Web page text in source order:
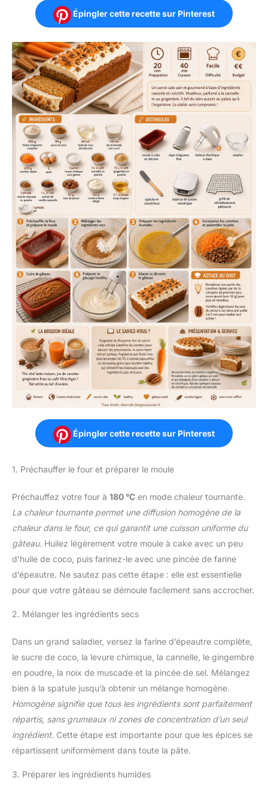
Épingler cette recette sur Pinterest
Épingler cette recette sur Pinterest
1. Préchauffer le four et préparer le moule
Préchauffez votre four à 180 °C en mode chaleur tournante.
La chaleur tournante permet une diffusion homogène de la
chaleur dans le four, ce qui garantit une cuisson uniforme du
gâteau. Huilez légèrement votre moule à cake avec un peu
d’huile de coco, puis farinez-le avec une pincée de farine
d’épeautre. Ne sautez pas cette étape : elle est essentielle
pour que votre gâteau se démoule facilement sans accrocher.
2. Mélanger les ingrédients secs
Dans un grand saladier, versez la farine d’épeautre complète,
le sucre de coco, la levure chimique, la cannelle, le gingembre
en poudre, la noix de muscade et la pincée de sel. Mélangez
bien à la spatule jusqu’à obtenir un mélange homogène.
Homogène signifie que tous les ingrédients sont parfaitement
répartis, sans grumeaux ni zones de concentration d’un seul
ingrédient. Cette étape est importante pour que les épices se
répartissent uniformément dans toute la pâte.
3. Préparer les ingrédients humides